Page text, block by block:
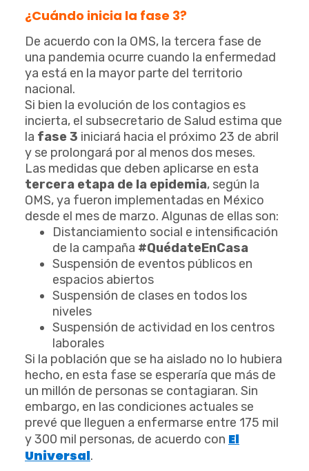
¿Cuándo inicia la fase 3?
De acuerdo con la OMS, la tercera fase de
una pandemia ocurre cuando la enfermedad
ya está en la mayor parte del territorio
nacional.
Si bien la evolución de los contagios es
incierta, el subsecretario de Salud estima que
la fase 3 iniciará hacia el próximo 23 de abril
y se prolongará por al menos dos meses.
Las medidas que deben aplicarse en esta
tercera etapa de la epidemia, según la
OMS, ya fueron implementadas en México
desde el mes de marzo. Algunas de ellas son:
Distanciamiento social e intensificación
de la campaña #QuédateEnCasa
Suspensión de eventos públicos en
espacios abiertos
Suspensión de clases en todos los
niveles
Suspensión de actividad en los centros
laborales
Si la población que se ha aislado no lo hubiera
hecho, en esta fase se esperaría que más de
un millón de personas se contagiaran. Sin
embargo, en las condiciones actuales se
prevé que lleguen a enfermarse entre 175 mil
y 300 mil personas, de acuerdo con El
Universal.